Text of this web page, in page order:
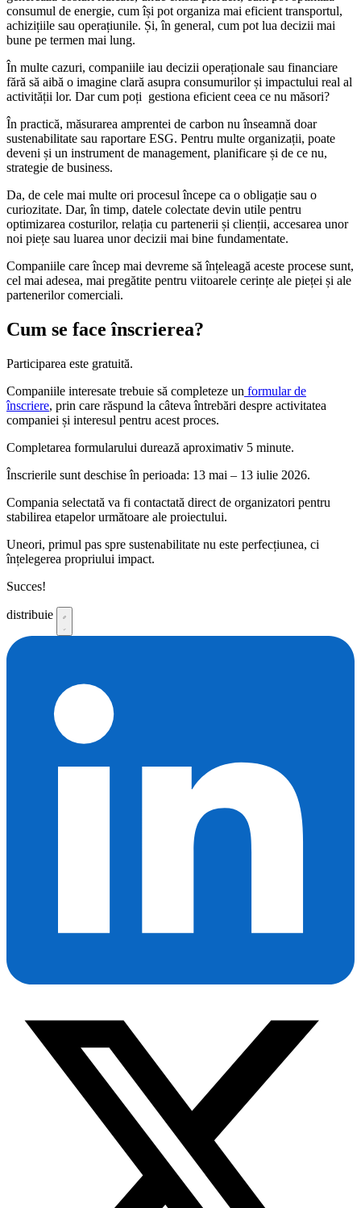
consumul de energie, cum își pot organiza mai eficient transportul,
achizițiile sau operațiunile. Și, în general, cum pot lua decizii mai
bune pe termen mai lung.
În multe cazuri, companiile iau decizii operaționale sau financiare
fără să aibă o imagine clară asupra consumurilor și impactului real al
activității lor. Dar cum poți gestiona eficient ceea ce nu măsori?
În practică, măsurarea amprentei de carbon nu înseamnă doar
sustenabilitate sau raportare ESG. Pentru multe organizații, poate
deveni și un instrument de management, planificare și de ce nu,
strategie de business.
Da, de cele mai multe ori procesul începe ca o obligație sau o
curiozitate. Dar, în timp, datele colectate devin utile pentru
optimizarea costurilor, relația cu partenerii și clienții, accesarea unor
noi piețe sau luarea unor decizii mai bine fundamentate.
Companiile care încep mai devreme să înțeleagă aceste procese sunt,
cel mai adesea, mai pregătite pentru viitoarele cerințe ale pieței și ale
partenerilor comerciali.
Cum se face înscrierea?
Participarea este gratuită.
Companiile interesate trebuie să completeze un formular de
înscriere, prin care răspund la câteva întrebări despre activitatea
companiei și interesul pentru acest proces.
Completarea formularului durează aproximativ 5 minute.
Înscrierile sunt deschise în perioada: 13 mai – 13 iulie 2026.
Compania selectată va fi contactată direct de organizatori pentru
stabilirea etapelor următoare ale proiectului.
Uneori, primul pas spre sustenabilitate nu este perfecțiunea, ci
înțelegerea propriului impact.
Succes!
distribuie